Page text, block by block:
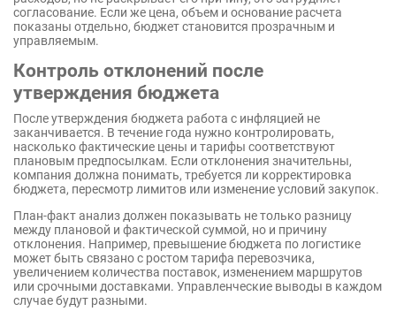
согласование. Если же цена, объем и основание расчета
показаны отдельно, бюджет становится прозрачным и
управляемым.
Контроль отклонений после
утверждения бюджета
После утверждения бюджета работа с инфляцией не
заканчивается. В течение года нужно контролировать,
насколько фактические цены и тарифы соответствуют
плановым предпосылкам. Если отклонения значительны,
компания должна понимать, требуется ли корректировка
бюджета, пересмотр лимитов или изменение условий закупок.
План-факт анализ должен показывать не только разницу
между плановой и фактической суммой, но и причину
отклонения. Например, превышение бюджета по логистике
может быть связано с ростом тарифа перевозчика,
увеличением количества поставок, изменением маршрутов
или срочными доставками. Управленческие выводы в каждом
случае будут разными.